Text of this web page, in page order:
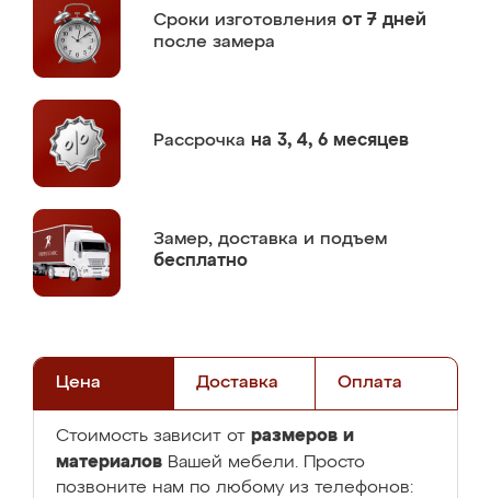
Сроки изготовления от 7 дней
после замера
Рассрочка на 3, 4, 6 месяцев
Замер, доставка и подъем
бесплатно
Цена Доставка Оплата
Стоимость зависит от размеров и
материалов Вашей мебели. Просто
позвоните нам по любому из телефонов: